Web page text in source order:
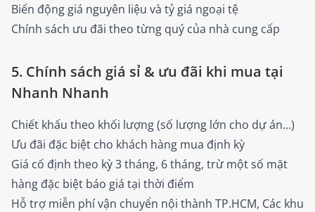
Biến động giá nguyên liệu và tỷ giá ngoại tệ
Chính sách ưu đãi theo từng quý của nhà cung cấp
5. Chính sách giá sỉ & ưu đãi khi mua tại
Nhanh Nhanh
Chiết khấu theo khối lượng (số lượng lớn cho dự án…)
Ưu đãi đặc biệt cho khách hàng mua định kỳ
Giá cố định theo kỳ 3 tháng, 6 tháng, trừ một số mặt
hàng đặc biệt báo giá tại thời điểm
Hỗ trợ miễn phí vận chuyển nội thành TP.HCM, Các khu